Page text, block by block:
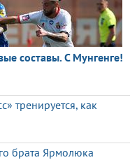
составы. С Мунгенге!
тренируется, как
брата Ярмолюка